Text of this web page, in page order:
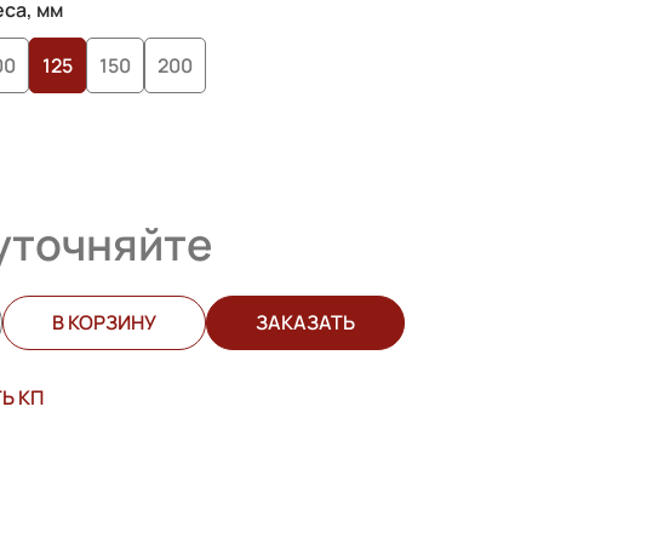
мм
125 150
200
В КОРЗИНУ ЗАКАЗАТЬ
КП